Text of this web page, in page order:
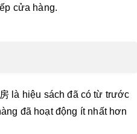
cửa hàng.
là hiệu sách đã có từ trước
đã hoạt động ít nhất hơn